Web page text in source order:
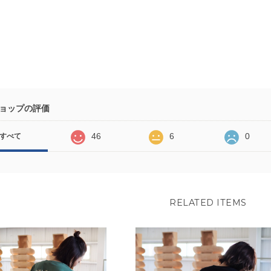
ップの評価
べて 46 6 0
RELATED ITEMS